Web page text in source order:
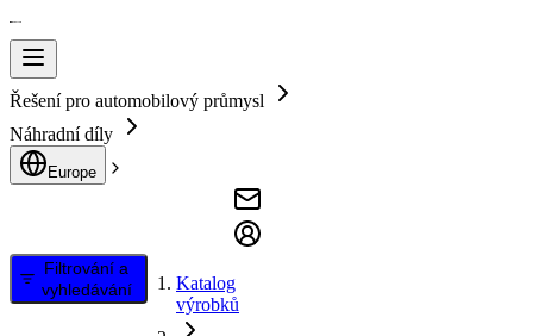
Řešení pro automobilový průmysl
Náhradní díly
Europe
Filtrování a
vyhledávání
Katalog
výrobků